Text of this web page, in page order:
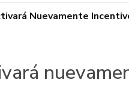
Nuevamente